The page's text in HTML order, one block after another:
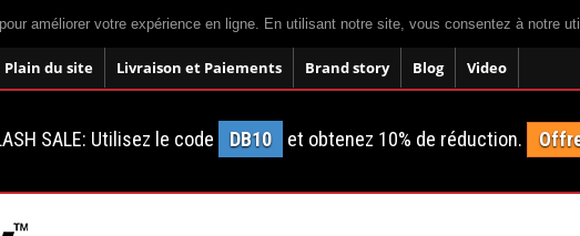
améliorer votre expérience en ligne. En utilisant notre site, vous consentez à notre
Plain du site Livraison et Paiements Brand story Blog Video
SALE: Utilisez le code DB10 et obtenez 10% de réduction.